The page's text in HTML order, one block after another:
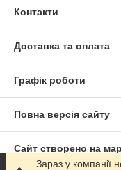
Контакти
Доставка та оплата
Графік роботи
Повна версія сайту
Сайт створено на
Зараз у компанії